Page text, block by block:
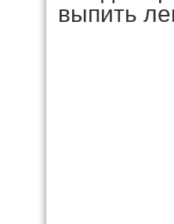
выпить